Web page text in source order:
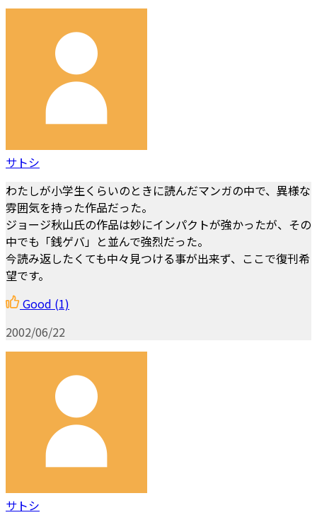
サトシ
わたしが小学生くらいのときに読んだマンガの中で、異様な
雰囲気を持った作品だった。
ジョージ秋山氏の作品は妙にインパクトが強かったが、その
中でも「銭ゲバ」と並んで強烈だった。
今読み返したくても中々見つける事が出来ず、ここで復刊希
望です。
Good (1)
2002/06/22
サトシ